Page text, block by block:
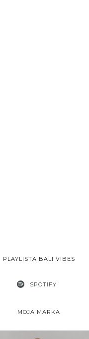
PLAYLISTA BALI VIBES
SPOTIFY
MOJA MARKA